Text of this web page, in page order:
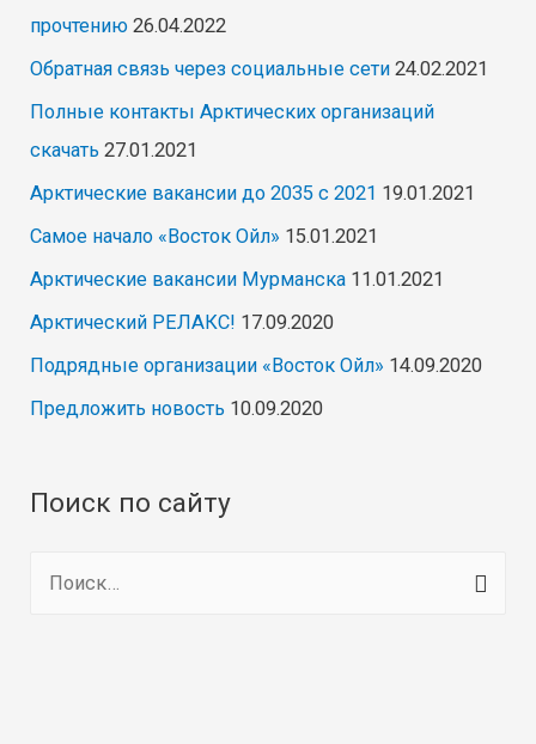
прочтению 26.04.2022
Обратная связь через социальные сети 24.02.2021
Полные контакты Арктических организаций
скачать 27.01.2021
Арктические вакансии до 2035 с 2021 19.01.2021
Самое начало «Восток Ойл» 15.01.2021
Арктические вакансии Мурманска 11.01.2021
Арктический РЕЛАКС! 17.09.2020
Подрядные организации «Восток Ойл» 14.09.2020
Предложить новость 10.09.2020
Поиск по сайту